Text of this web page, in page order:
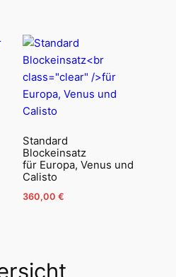
Standard
Blockeinsatz
für Europa, Venus und
Calisto
360,00 €